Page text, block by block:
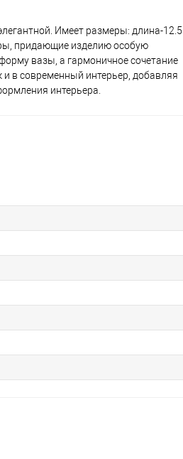
Имеет размеры: длина-12.5
придающие изделию особую
вазы, а гармоничное сочетание
и в современный интерьер, добавляя
интерьера.